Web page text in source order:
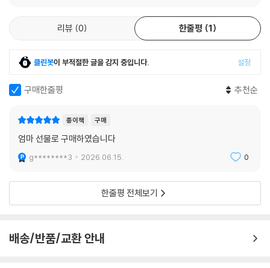
리뷰 0 한줄평 1
클린봇이 부적절한 글을 감지 중입니다. 설정
구매한줄평 추천순
종이책 구매
엄마 선물로 구매하였습니다
g********3 2026.06.15. 0
한줄평 전체보기
배송/반품/교환 안내